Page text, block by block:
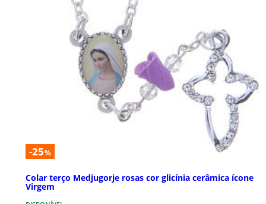
-25%
Colar terço Medjugorje rosas cor glicínia cerâmica ícone
Virgem